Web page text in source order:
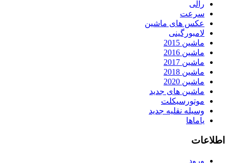
رالی
سرعت
عکس های ماشین
لامبورگینی
ماشین 2015
ماشین 2016
ماشین 2017
ماشین 2018
ماشین 2020
ماشین های جدید
موتورسیکلت
وسیله نقلیه جدید
یاماها
اطلاعات
ورود